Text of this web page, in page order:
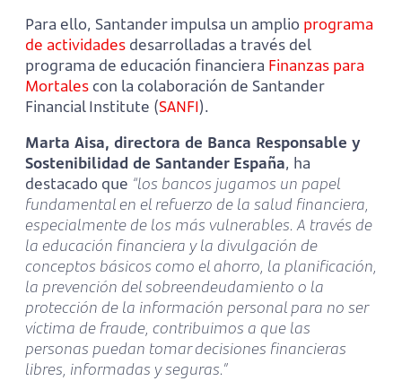
Para ello, Santander impulsa un amplio programa
de actividades desarrolladas a través del
programa de educación financiera Finanzas para
Mortalescon la colaboración de Santander
Financial Institute (SANFI).
Marta Aisa, directora de Banca Responsable y
Sostenibilidad de Santander España, ha
destacado que “los bancos jugamos un papel
fundamental en el refuerzo de la salud financiera,
especialmente de los más vulnerables. A través de
la educación financiera y la divulgación de
conceptos básicos como el ahorro, la planificación,
la prevención del sobreendeudamiento o la
protección de la información personal para no ser
víctima de fraude, contribuimos a que las
personas puedan tomar decisiones financieras
libres, informadas y seguras.”